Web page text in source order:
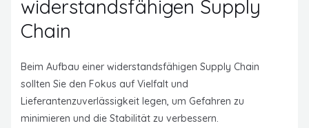
widerstandsfähigen Supply
Chain
Beim Aufbau einer widerstandsfähigen Supply Chain
sollten Sie den Fokus auf Vielfalt und
Lieferantenzuverlässigkeit legen, um Gefahren zu
minimieren und die Stabilität zu verbessern.